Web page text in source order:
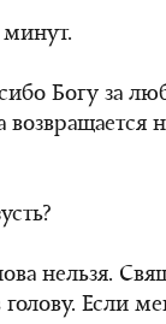
минут.
Богу за
возвращается
нельзя.
голову. Если